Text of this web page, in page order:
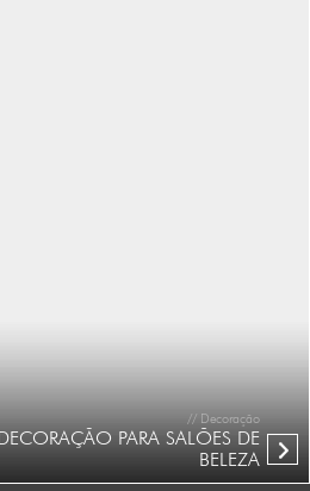
// Decoração
PARA SALÕES DE
BELEZA